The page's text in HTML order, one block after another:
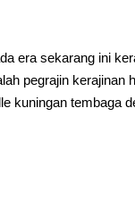
era sekarang ini
pegrajin
kuningan tembaga